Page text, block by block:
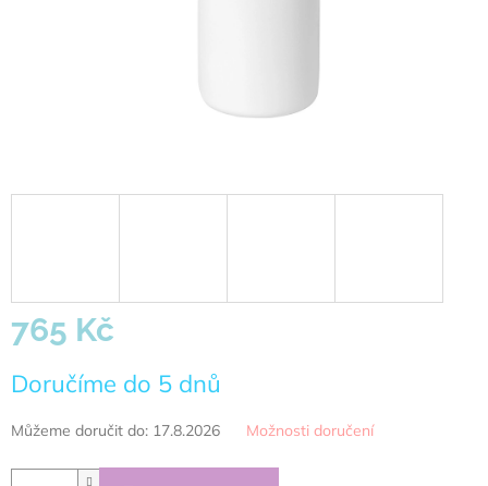
765 Kč
cena:
Doručíme do 5 dnů
Můžeme doručit do: 17.8.2026 Možnosti doručení